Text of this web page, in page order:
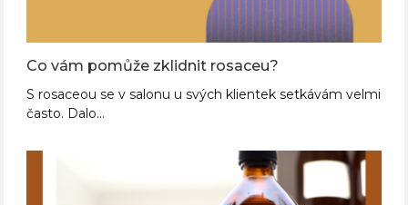
Co vám pomůže zklidnit rosaceu?
S rosaceou se v salonu u svých klientek setkávám velmi
často. Dalo…